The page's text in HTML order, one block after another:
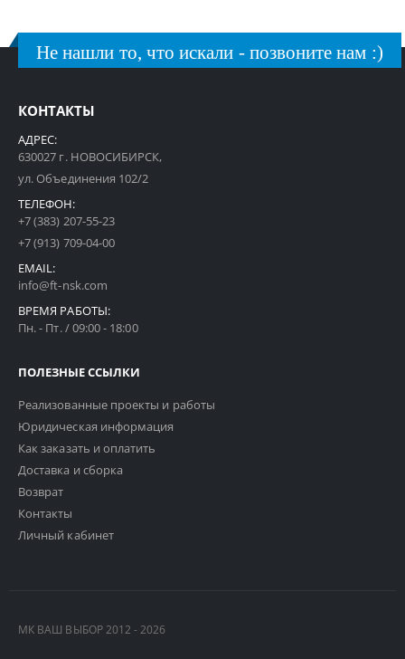
Не нашли то, что искали - позвоните нам :)
КОНТАКТЫ
АДРЕС:
630027 г. НОВОСИБИРСК,
ул. Объединения 102/2
ТЕЛЕФОН:
+7 (383) 207-55-23
+7 (913) 709-04-00
EMAIL:
info@ft-nsk.com
ВРЕМЯ РАБОТЫ:
Пн. - Пт. / 09:00 - 18:00
ПОЛЕЗНЫЕ ССЫЛКИ
Реализованные проекты и работы
Юридическая информация
Как заказать и оплатить
Доставка и сборка
Возврат
Контакты
Личный кабинет
МК ВАШ ВЫБОР 2012 - 2026